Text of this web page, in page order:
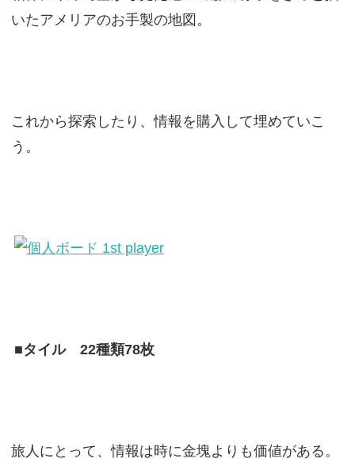
いたアメリアのお手製の地図。
これから探索したり、情報を購入して埋めていこ
う。
■タイル 22種類78枚
旅人にとって、情報は時に金塊よりも価値がある。